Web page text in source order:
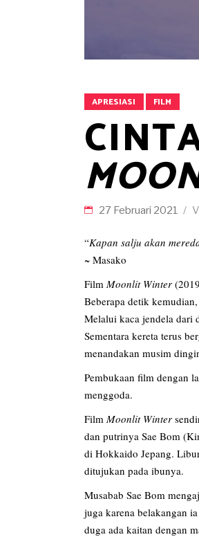
APRESIASI FILM
27 Februari 2021
“Kapan salju akan
~ Masako
Film Moonlit Winter
Beberapa detik
Melalui kaca jendela dari
Sementara kereta terus
menandakan musim
Pembukaan film dengan
menggoda.
Film Moonlit Winter
dan putrinya Sae Bom
di Hokkaido Jepang.
ditujukan pada ibunya.
Musabab Sae Bom
juga karena belakangan
duga ada kaitan dengan